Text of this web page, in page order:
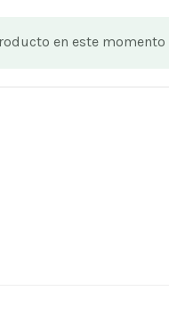
en este momento